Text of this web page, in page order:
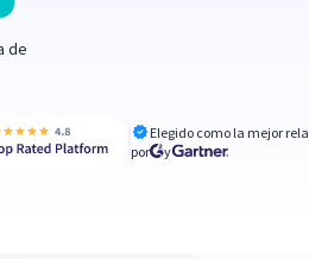
de
Elegido como la mejor
por
y